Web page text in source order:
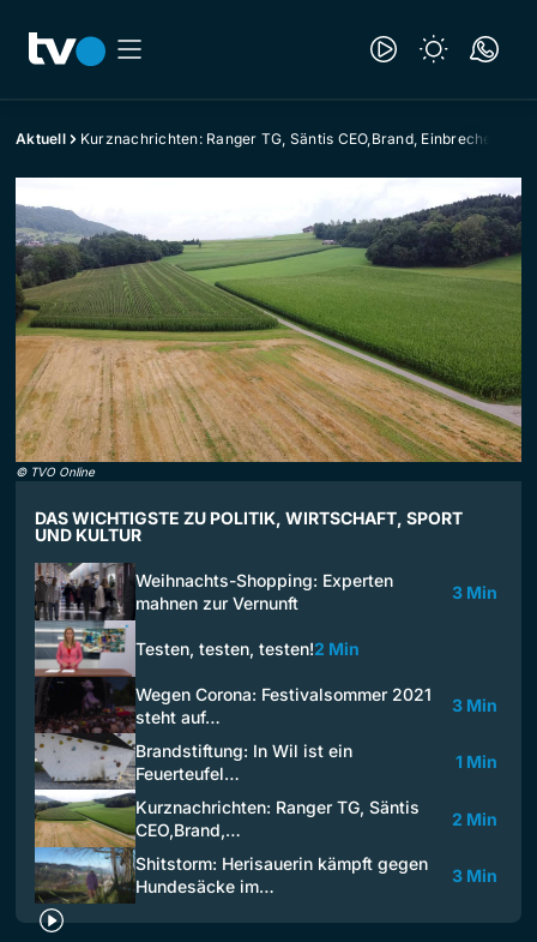
Aktuell Kurznachrichten: Ranger TG, Säntis CEO,Brand, Einbrecher
© TVO Online
DAS WICHTIGSTE ZU POLITIK, WIRTSCHAFT, SPORT
UND KULTUR
Weihnachts-Shopping: Experten
mahnen zur Vernunft
3 Min
Testen, testen, testen!2 Min
Wegen Corona: Festivalsommer 2021
steht auf…
3 Min
Brandstiftung: In Wil ist ein
Feuerteufel…
1 Min
Kurznachrichten: Ranger TG, Säntis
CEO,Brand,…
2 Min
Shitstorm: Herisauerin kämpft gegen
Hundesäcke im…
3 Min